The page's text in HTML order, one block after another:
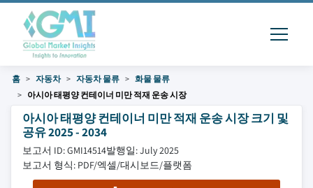
홈 자동차 자동차 물류
화물 물류
아시아 태평양 컨테이너 미만 적재 운송 시장
아시아 태평양 컨테이너 미만 적재 운송 시장 크기 및
공유 2025 - 2034
보고서 ID: GMI14514발행일: July 2025
보고서 형식: PDF/엑셀/대시보드/플랫폼